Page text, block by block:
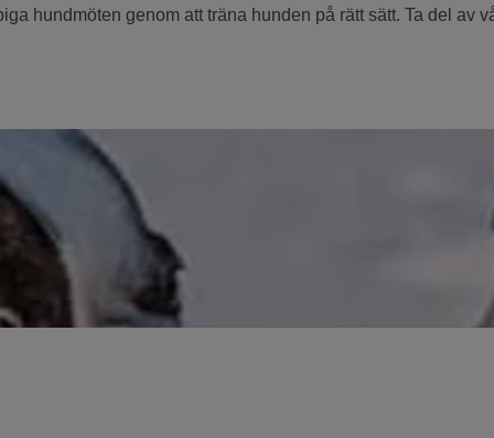
hundmöten genom att träna hunden på rätt sätt. Ta del av